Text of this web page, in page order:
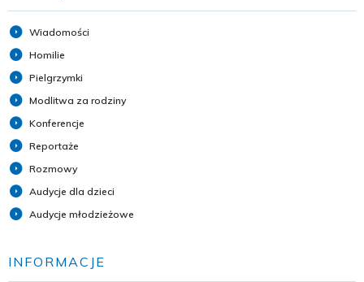
Wiadomości
Homilie
Pielgrzymki
Modlitwa za rodziny
Konferencje
Reportaże
Rozmowy
Audycje dla dzieci
Audycje młodzieżowe
INFORMACJE